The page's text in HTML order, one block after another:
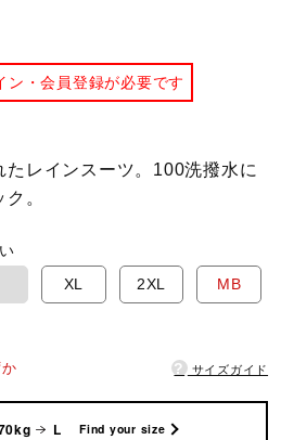
ン・会員登録が必要です
レインスーツ。100洗撥水に
。
XL 2XL MB
? サイズガイド
L Find your size